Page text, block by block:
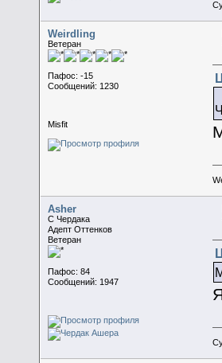
Weirdling
Ветеран
Пафос: -15
Сообщений: 1230
Misfit
Asher
C Чердака
Адепт Оттенков
Ветеран
Пафос: 84
Сообщений: 1947